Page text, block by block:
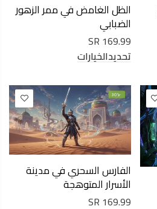
الظل الغامض في ممر الزهور
الضبابي
169.99 SR
تحديدالخيارات
-30%
الفارس السحري في مدينة
الأسرار المتوهجة
169.99 SR